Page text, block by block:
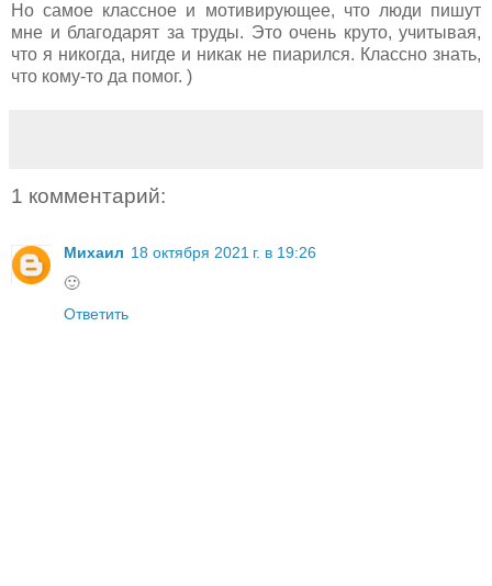
Но самое классное и мотивирующее, что люди пишут
мне и благодарят за труды. Это очень круто, учитывая,
что я никогда, нигде и никак не пиарился. Классно знать,
что кому-то да помог. )
1 комментарий:
Михаил 18 октября 2021 г. в 19:26
🙂
Ответить